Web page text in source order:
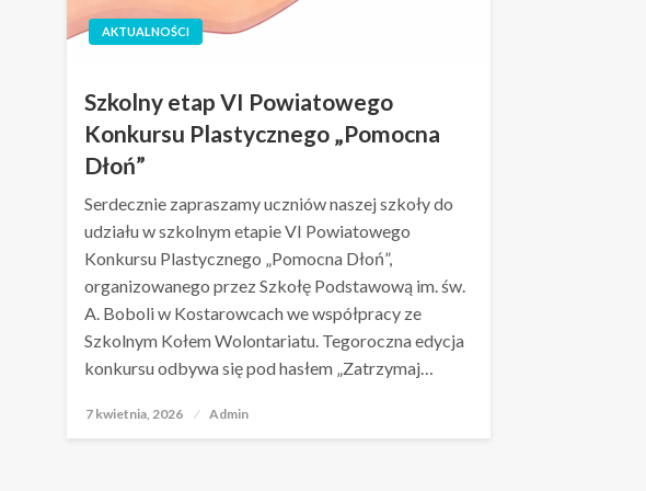
AKTUALNOŚCI
Szkolny etap VI Powiatowego
Konkursu Plastycznego „Pomocna
Dłoń”
Serdecznie zapraszamy uczniów naszej szkoły do
udziału w szkolnym etapie VI Powiatowego
Konkursu Plastycznego „Pomocna Dłoń”,
organizowanego przez Szkołę Podstawową im. św.
A. Boboli w Kostarowcach we współpracy ze
Szkolnym Kołem Wolontariatu. Tegoroczna edycja
konkursu odbywa się pod hasłem „Zatrzymaj…
Opublikowane
7 kwietnia, 2026 Admin